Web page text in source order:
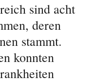
sind acht
deren
stammt.
konnten